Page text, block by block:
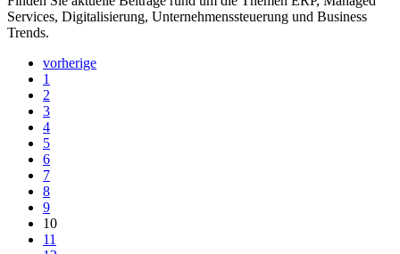
Services, Digitalisierung, Unternehmenssteuerung und Business
Trends.
vorherige
1
2
3
4
5
6
7
8
9
10
11